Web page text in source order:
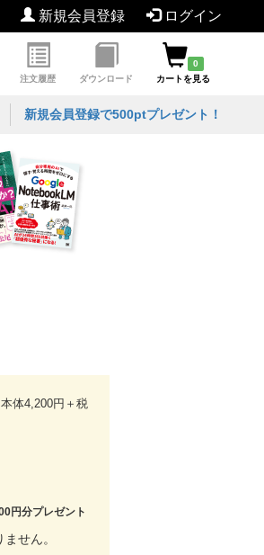
新規会員登録 ログイン
注文履歴 ダウンロード
0
カートを見る
新規会員登録で500ptプレゼント！
本体4,200円＋税
円分プレゼント
せん。